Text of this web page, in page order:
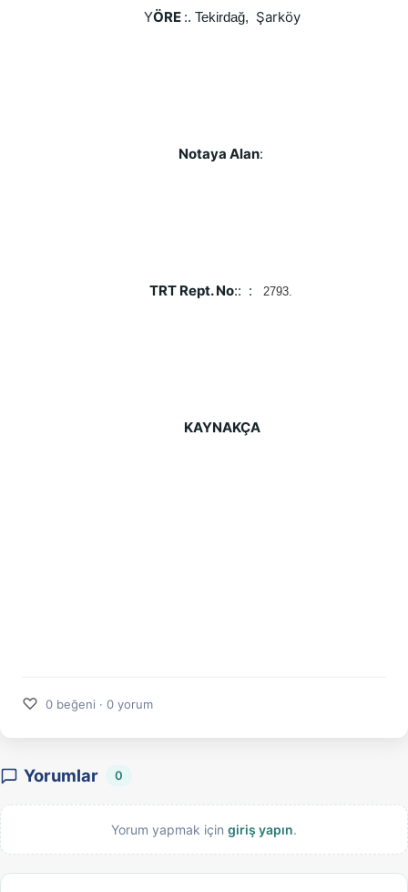
YÖRE :. Tekirdağ, Şarköy
Notaya Alan:
TRT Rept. No::  : 2793.
KAYNAKÇA
♡ 0 beğeni · 0 yorum
Yorumlar 0
Yorum yapmak için giriş yapın.